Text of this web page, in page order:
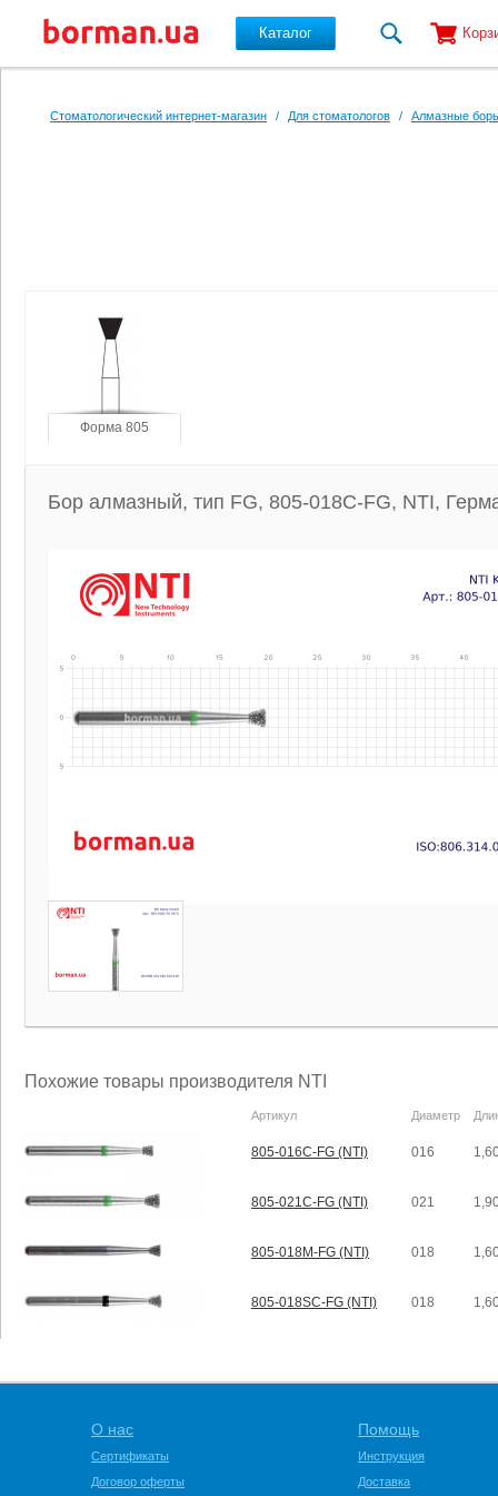
Каталог
Стоматологический интернет-магазин / Для стоматологов / Алмазные
Форма 805
Бор алмазный, тип FG, 805-018C-FG, NTI,
Похожие товары производителя NTI
Артикул Диаметр
805-016C-FG (NTI) 016
805-021C-FG (NTI) 021
805-018M-FG (NTI) 018
805-018SC-FG (NTI) 018
О нас
Сертификаты
Договор оферты
Помощь
Инструкция
Доставка